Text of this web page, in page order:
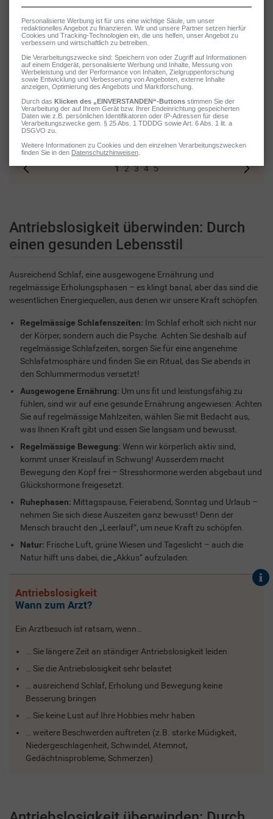
Auf einen gesunden Lebensstil achten
1 2 3 4 5
Antriebslosigkeit überwinden: Durch
einen gesunden Lebensstil
Ausreichend Schlaf, eine ausgewogene Ernährung und
regelmässige Erholungsphasen – es klingt banal, aber das sind die
wesentlichen Energiequellen, aus denen wir unsere Kraft schöpfen.
Regelmässige Schlafenszeiten: Im Schlaf erholt sich nicht nur
der Körper, sondern auch die Psyche. Achten Sie deshalb auf
regelmässige Schlafzeiten, sorgen Sie für eine angenehme
Schlafatmosphäre und finden Sie ein Ritual, das Sie abends in
den Schlummermodus versetzt!
Ausgewogene Ernährung: Um uns fit und leistungsfähig zu
fühlen, sind wir auf eine gesunde Ernährung angewiesen: Achten
Sie auf regelmässige Mahlzeiten, wählen Sie mit Bedacht aus,
was Ihnen Kraft gibt und essen Sie langsam und bewusst.
Regelmässige Bewegung: Wenn wir körperlich aktiv sind,
kommt unser Kreislauf in Schwung! Ausserdem macht
Bewegung den Kopf frei – Stresshormone werden abgebaut und
Glückshormone freigesetzt.
Ruhephasen: Mittagspause, Feierabend, Sonntag und Urlaub –
nehmen Sie sich diese Auszeiten ganz bewusst! Denn der
Mensch braucht den „Leerlauf“, um neue Kraft zu schöpfen.
Natur: Frische Luft, grüne Wiesen und Tageslicht – auch die
Natur hilft uns dabei, die „Akkus“ aufzuladen.
Antriebslosigkeit
Wann zum Arzt?
Ein Arztbesuch ist ratsam, wenn…
… Sie längere Zeit an ständiger Antriebslosigkeit leiden
… Sie die Antriebslosigkeit sehr belastet
… ausreichend Schlaf, Erholung und Bewegung keine
Besserung bringen
… Sie keine Lust auf Ihre Hobbies mehr haben
… weitere Beschwerden auftreten (z.B. starke Müdigkeit,
Niedergeschlagenheit, Schwindel, Atemnot,
Gedächtnisprobleme, Schmerzen)